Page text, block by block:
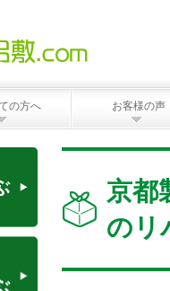
の方へ お客様の声
京都
のリ